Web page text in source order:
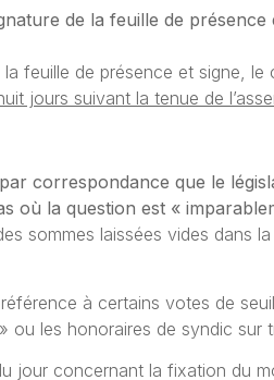
de la feuille de
feuille de présence et signe,
jours suivant la tenue de
correspondance que le
où la question est «
sommes laissées vides dans
à certains votes de
ou les honoraires de syndic sur
jour concernant la fixation du